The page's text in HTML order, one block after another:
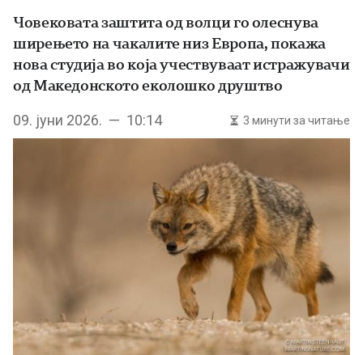
Човековата заштита од волци го олеснува
ширењето на чакалите низ Европа, покажа
нова студија во која учествуваат истражувачи
од Македонското еколошко друштво
09. јуни 2026. — 10:14 3 минути за читање